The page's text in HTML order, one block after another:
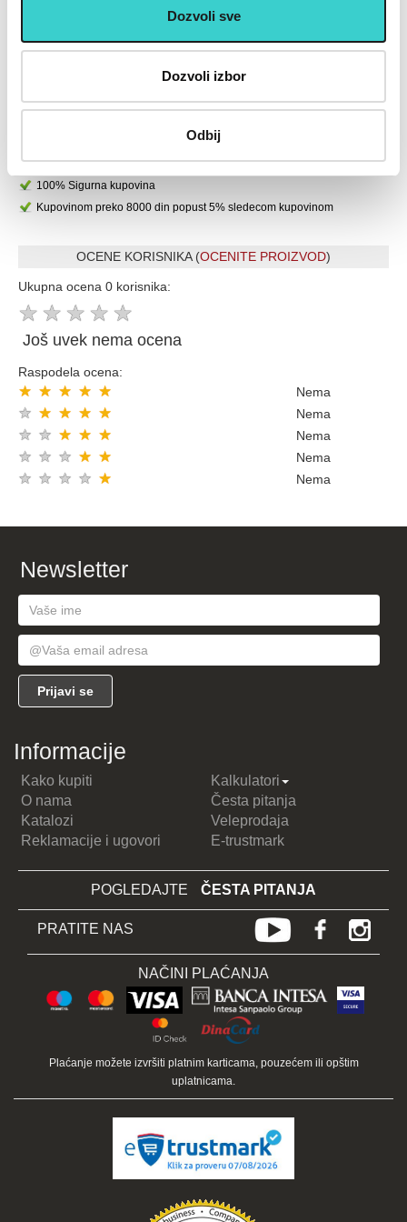
Dozvoli sve
Dozvoli izbor
Odbij
U cenu je uključen PDV
Placanje do 12 rata bez kamate karticom Banke Intese
32 god.sa Vama su Garancija poverenja
Ekspresna dostava u celoj Srbiji
Uvek dostupna podrška i servis
100% Sigurna kupovina
Kupovinom preko 8000 din popust 5% sledecom kupovinom
OCENE KORISNIKA (OCENITE PROIZVOD)
Ukupna ocena 0 korisnika:
★ ★ ★ ★ ★
Još uvek nema ocena
Raspodela ocena:
★
★
★
★
★ Nema
★
★
★
★
★ Nema
★
★
★
★
★ Nema
★
★
★
★
★ Nema
★
★
★
★
★ Nema
Newsletter
Informacije
Kako kupiti
Kalkulatori
O nama
Česta pitanja
Katalozi
Veleprodaja
Reklamacije i ugovori
E-trustmark
POGLEDAJTE ČESTA PITANJA
PRATITE NAS
NAČINI PLAĆANJA
Plaćanje možete izvršiti platnim karticama, pouzećem ili opštim
uplatnicama.